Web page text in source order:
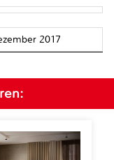
2017